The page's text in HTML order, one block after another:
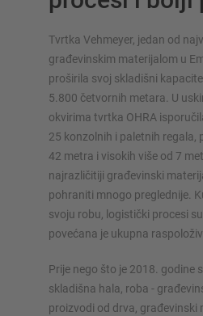
Tvrtka Vehmeyer, jedan od
građevinskim materijalom u
proširila svoj skladišni
5.800 četvornih metara. U
okvirima tvrtka OHRA
25 konzolnih i paletnih regala,
42 metra i visokih više od 7
najrazličitiji građevinski
pohraniti mnogo preglednije.
svoju robu, logistički procesi
povećana je ukupna
Prije nego što je 2018. godine
skladišna hala, roba -
proizvodi od drva, građevinski
SUSTAVI SKLADIŠTENJA
Paletni regal
Regali na pokretnim kolicama
Automatski sustavi skladištenja
Regalne hale
Skladišni podesti
Vertikalni sustavi regala